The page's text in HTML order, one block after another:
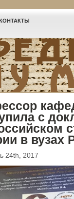
с
в вузах
24th, 2017